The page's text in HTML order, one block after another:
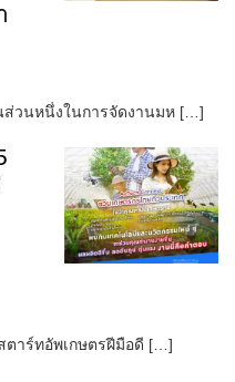
ส่วนหนึ่งในการจัดงานมห […]
ตาร์ทอัพเกษตรฝีมือดี […]